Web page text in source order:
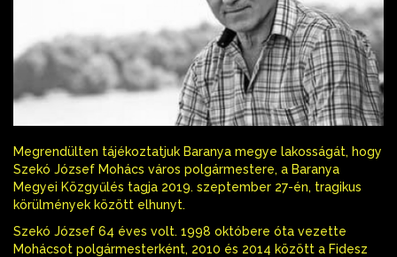
Megrendülten tájékoztatjuk Baranya megye lakosságát, hogy
Szekó József Mohács város polgármestere, a Baranya
Megyei Közgyűlés tagja 2019. szeptember 27-én, tragikus
körülmények között elhunyt.
Szekó József 64 éves volt. 1998 októbere óta vezette
Mohácsot polgármesterként, 2010 és 2014 között a Fidesz